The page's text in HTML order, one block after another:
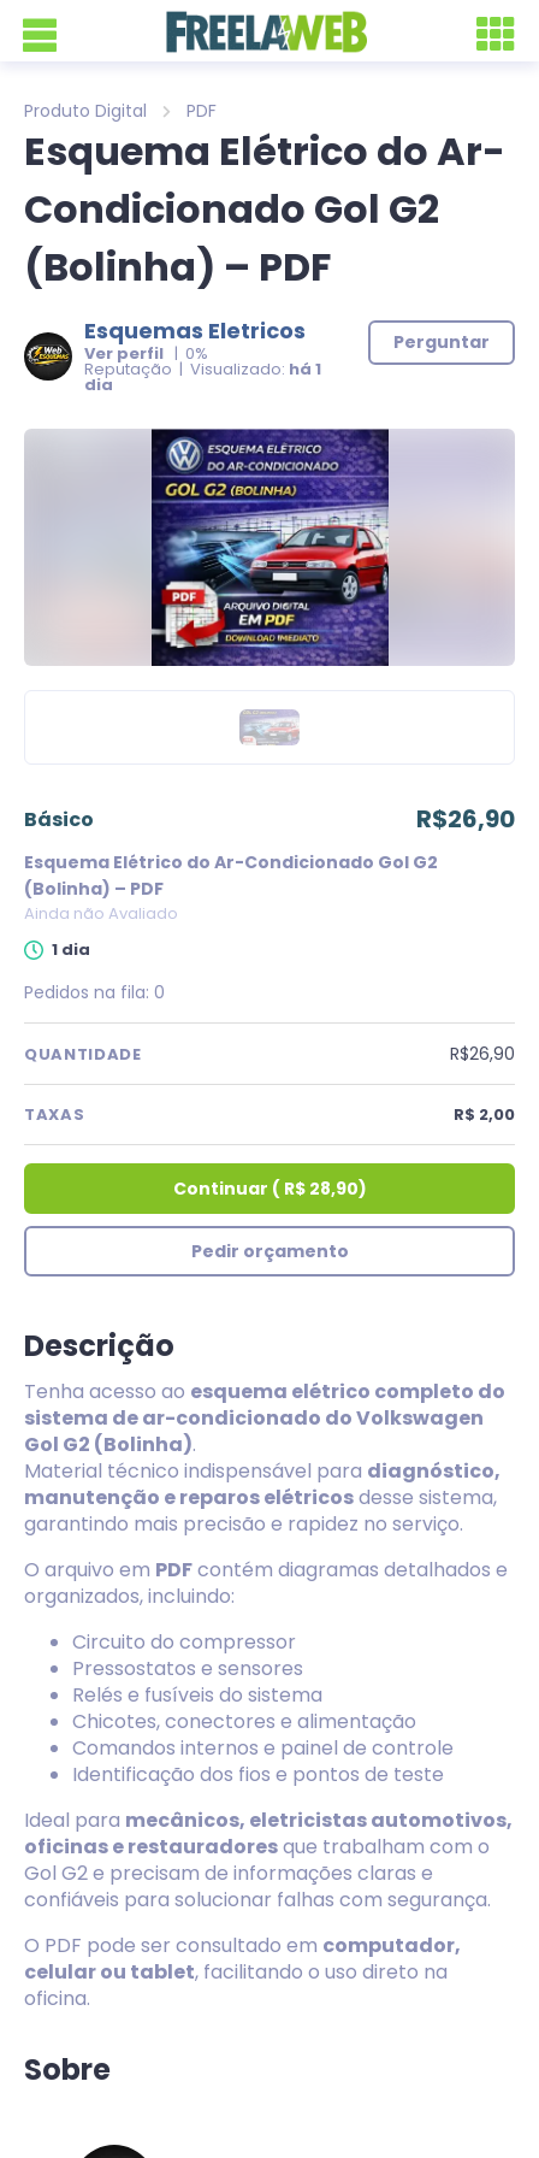
Produto Digital PDF
Esquema Elétrico do Ar-
Condicionado Gol G2
(Bolinha) – PDF
Esquemas Eletricos
Ver perfil | 0%
Reputação | Visualizado: há 1
dia
Perguntar
básico R$26,90
Esquema Elétrico do Ar-Condicionado Gol G2
(Bolinha) – PDF
Ainda não Avaliado
1 dia
Pedidos na fila: 0
QUANTIDADE R$26,90
TAXAS R$ 2,00
Continuar ( R$ 28,90)
Pedir orçamento
Descrição
Tenha acesso ao esquema elétrico completo do
sistema de ar-condicionado do Volkswagen
Gol G2 (Bolinha).
Material técnico indispensável para diagnóstico,
manutenção e reparos elétricosdesse sistema,
garantindo mais precisão e rapidez no serviço.
O arquivo em PDFcontém diagramas detalhados e
organizados, incluindo:
Circuito do compressor
Pressostatos e sensores
Relés e fusíveis do sistema
Chicotes, conectores e alimentação
Comandos internos e painel de controle
Identificação dos fios e pontos de teste
Ideal para mecânicos, eletricistas automotivos,
oficinas e restauradoresque trabalham com o
Gol G2 e precisam de informações claras e
confiáveis para solucionar falhas com segurança.
O PDF pode ser consultado em computador,
celular ou tablet, facilitando o uso direto na
oficina.
Sobre